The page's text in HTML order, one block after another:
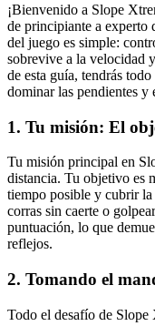
¡Bienvenido a Slope
de principiante a experto
del juego es simple:
sobrevive a la velocidad
de esta guía, tendrás
dominar las pendientes y
1. Tu misión: El
Tu misión principal en
distancia. Tu objetivo es
tiempo posible y cubrir la
corras sin caerte o
puntuación, lo que
reflejos.
2. Tomando el
Todo el desafío de Slope